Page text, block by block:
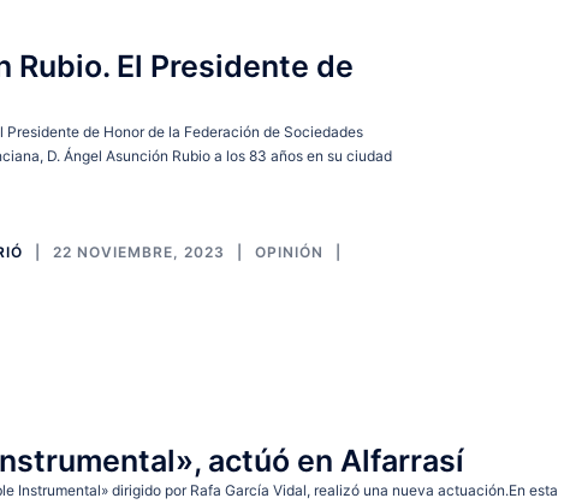
Rubio. El Presidente de
Presidente de Honor de la Federación de Sociedades
D. Ángel Asunción Rubio a los 83 años en su ciudad
22 NOVIEMBRE, 2023
OPINIÓN
actúó en Alfarrasí
Instrumental» dirigido por Rafa García Vidal, realizó una nueva actuación.En esta